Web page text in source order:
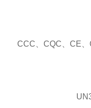
CCC、CQC、CE